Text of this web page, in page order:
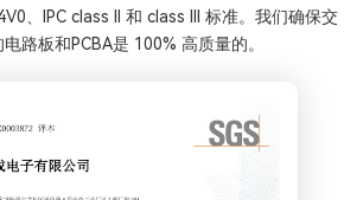
、IPC class II 和 class lll 标准。我们确保交
路板和PCBA是 100% 高质量的。